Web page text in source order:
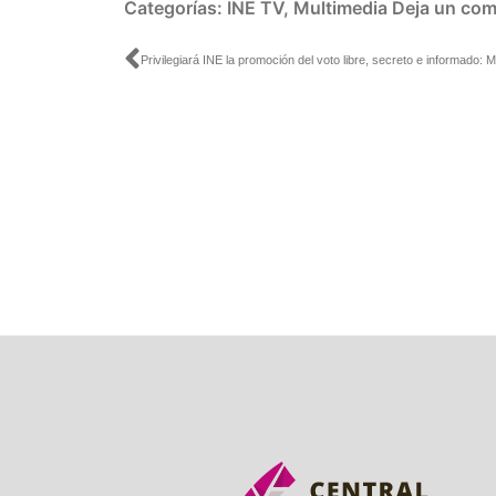
Categorías: INE TV, Multimedia Deja un
Ant